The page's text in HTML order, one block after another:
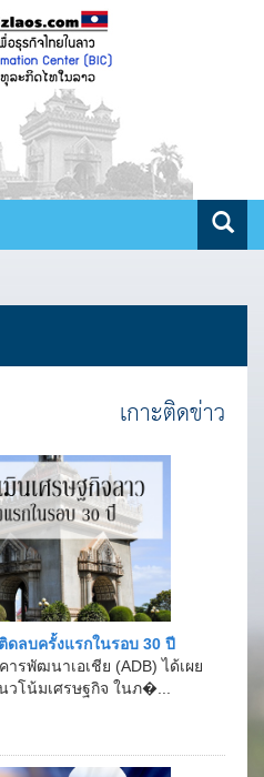
เกาะติดข่าว
ดลบครั้งแรกในรอบ 30 ปี
รพัฒนาเอเชีย (ADB) ได้เผย
วโน้มเศรษฐกิจ ในภ�...